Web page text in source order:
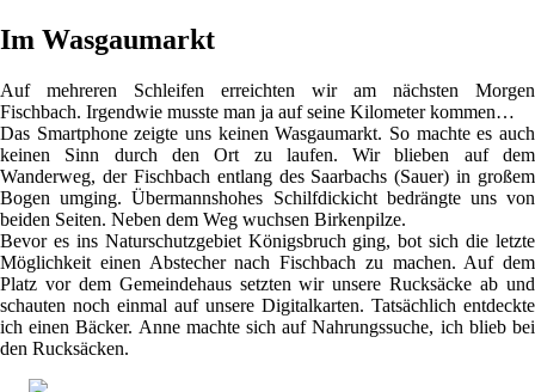
Im Wasgaumarkt
Auf mehreren Schleifen erreichten wir am nächsten Morgen
Fischbach. Irgendwie musste man ja auf seine Kilometer kommen…
Das Smartphone zeigte uns keinen Wasgaumarkt. So machte es auch
keinen Sinn durch den Ort zu laufen. Wir blieben auf dem
Wanderweg, der Fischbach entlang des Saarbachs (Sauer) in großem
Bogen umging. Übermannshohes Schilfdickicht bedrängte uns von
beiden Seiten. Neben dem Weg wuchsen Birkenpilze.
Bevor es ins Naturschutzgebiet Königsbruch ging, bot sich die letzte
Möglichkeit einen Abstecher nach Fischbach zu machen. Auf dem
Platz vor dem Gemeindehaus setzten wir unsere Rucksäcke ab und
schauten noch einmal auf unsere Digitalkarten. Tatsächlich entdeckte
ich einen Bäcker. Anne machte sich auf Nahrungssuche, ich blieb bei
den Rucksäcken.